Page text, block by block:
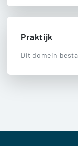
Praktijk
Dit domein